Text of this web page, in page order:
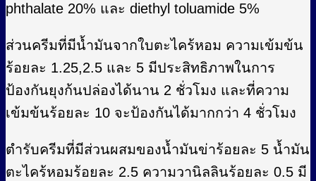
phthalate 20% และ diethyl toluamide 5%
ส่วนครีมที่มีน้ำมันจากใบตะไคร้หอม ความเข้มข้น
ร้อยละ 1.25,2.5 และ 5 มีประสิทธิภาพในการ
ป้องกันยุงก้นปล่องได้นาน 2 ชั่วโมง และที่ความ
เข้มข้นร้อยละ 10 จะป้องกันได้มากกว่า 4 ชั่วโมง
ตำรับครีมที่มีส่วนผสมของน้ำมันข่าร้อยละ 5 น้ำมัน
ตะไคร้หอมร้อยละ 2.5 ความวานิลลินร้อยละ 0.5 มี